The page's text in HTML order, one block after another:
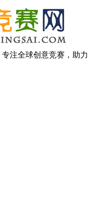
专注全球创意竞赛，助力